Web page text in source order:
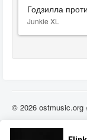
Годзилла
Junkie XL
© 2026 ostmusic.org